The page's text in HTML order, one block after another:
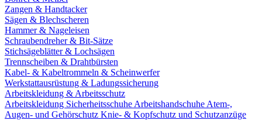
Zangen & Handtacker
Sägen & Blechscheren
Hammer & Nageleisen
Schraubendreher & Bit-Sätze
Stichsägeblätter & Lochsägen
Trennscheiben & Drahtbürsten
Kabel- & Kabeltrommeln & Scheinwerfer
Werkstattausrüstung & Ladungssicherung
Arbeitskleidung & Arbeitsschutz
Arbeitskleidung Sicherheitsschuhe Arbeitshandschuhe Atem-,
Augen- und Gehörschutz Knie- & Kopfschutz und Schutzanzüge